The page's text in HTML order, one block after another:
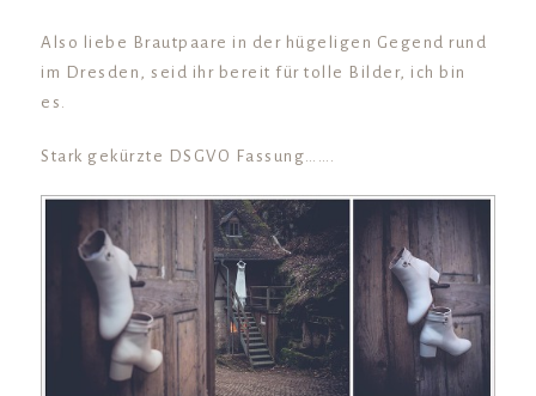
Also liebe Brautpaare in der hügeligen Gegend rund
im Dresden, seid ihr bereit für tolle Bilder, ich bin
es.
Stark gekürzte DSGVO Fassung…….